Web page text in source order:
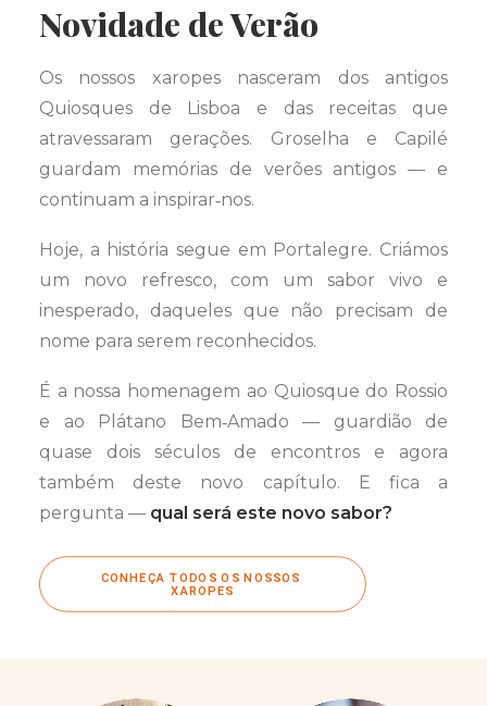
Novidade de Verão
Os nossos xaropes nasceram dos antigos
Quiosques de Lisboa e das receitas que
atravessaram gerações. Groselha e Capilé
guardam memórias de verões antigos — e
continuam a inspirar‑nos.
Hoje, a história segue em Portalegre. Criámos
um novo refresco, com um sabor vivo e
inesperado, daqueles que não precisam de
nome para serem reconhecidos.
É a nossa homenagem ao Quiosque do Rossio
e ao Plátano Bem‑Amado — guardião de
quase dois séculos de encontros e agora
também deste novo capítulo. E fica a
pergunta — qual será este novo sabor?
CONHEÇA TODOS OS NOSSOS
XAROPES